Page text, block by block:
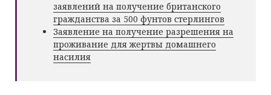
заявлений на получение британского
гражданства за 500 фунтов стерлингов
Заявление на получение разрешения на
проживание для жертвы домашнего
насилия